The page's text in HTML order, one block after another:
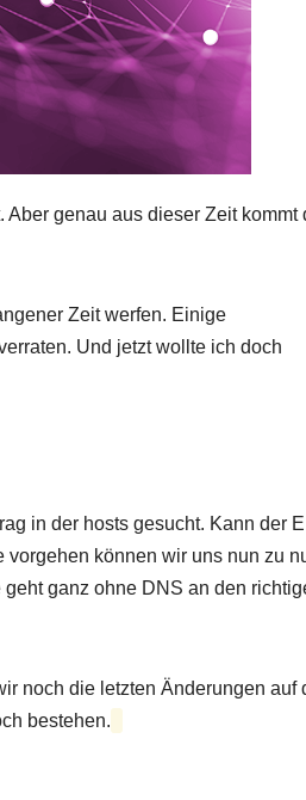
genau aus dieser Zeit kommt
Zeit werfen. Einige
Und jetzt wollte ich doch
in der hosts gesucht. Kann der
können wir uns nun zu
ganz ohne DNS an den
noch die letzten Änderungen auf
bestehen.